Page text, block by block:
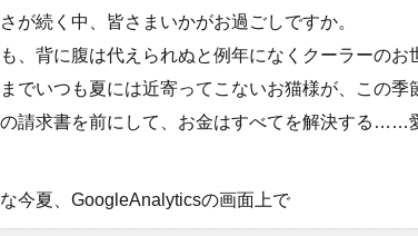
が続く中、皆さまいかがお過ごしですか。
、背に腹は代えられぬと例年になくクーラーのお
でいつも夏には近寄ってこないお猫様が、この季
請求書を前にして、お金はすべてを解決する
今夏、GoogleAnalyticsの画面上で